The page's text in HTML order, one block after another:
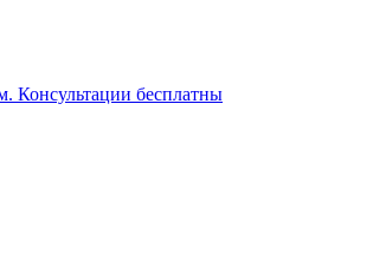
Консультации бесплатны